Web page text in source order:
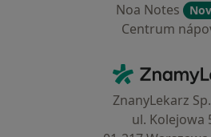
Noa Notes
Centrum
ZnanyLekarz
ul. Kolejowa